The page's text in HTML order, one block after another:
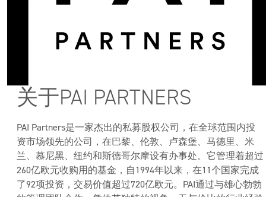
关于PAI PARTNERS
PAI Partners是一家杰出的私募股权公司，在全球范围内投
资市场领先的公司，在巴黎、伦敦、卢森堡、马德里、米
兰、慕尼黑、纽约和斯德哥尔摩设有办事处。它管理着超过
260亿欧元收购用的基金，自1994年以来，在11个国家完成
了92项投资，交易价值超过720亿欧元。PAI通过与雄心勃勃